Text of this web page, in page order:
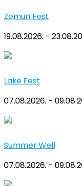
Zemun Fest
19.08.2026. -
Lake Fest
07.08.2026. -
Summer Well
07.08.2026. -